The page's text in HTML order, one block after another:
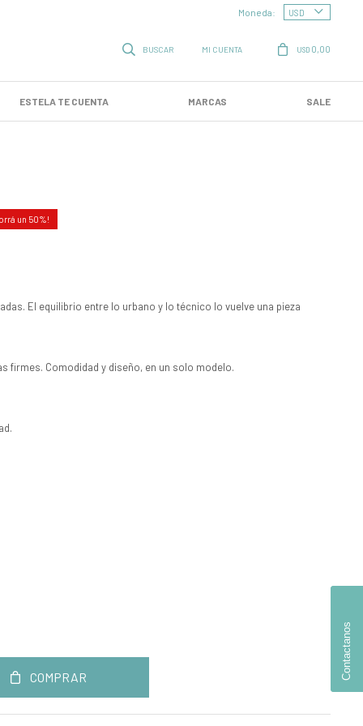
ESTELA TE CUENTA MARCAS SALE
USD 0,00
Moneda:
50
El equilibrio entre lo urbano y lo técnico lo vuelve una pieza
firmes. Comodidad y diseño, en un solo modelo.
COMPRAR Contactanos